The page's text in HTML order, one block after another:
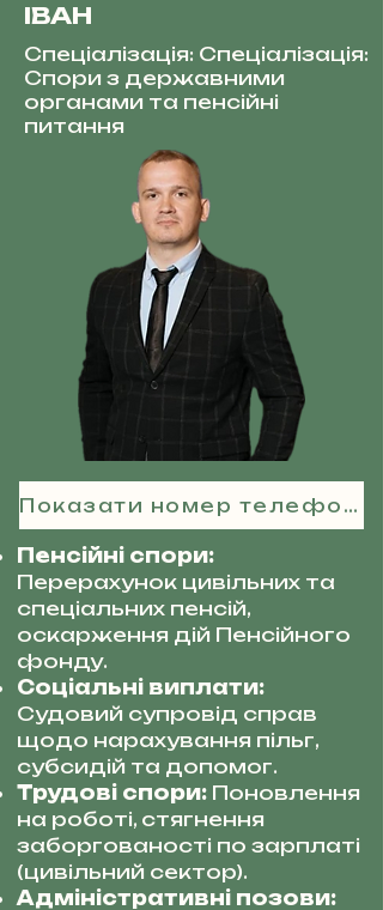
ІВАН
Спеціалізація: Спеціалізація:
Спори з державними
органами та пенсійні
питання
Показати номер телефону
Пенсійні спори:
Перерахунок цивільних та
спеціальних пенсій,
оскарження дій Пенсійного
фонду.
Соціальні виплати:
Судовий супровід справ
щодо нарахування пільг,
субсидій та допомог.
Трудові спори: Поновлення
на роботі, стягнення
заборгованості по зарплаті
(цивільний сектор).
Адміністративні позови: